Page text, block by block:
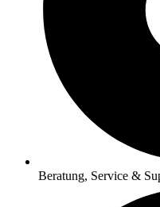
Beratung, Service &